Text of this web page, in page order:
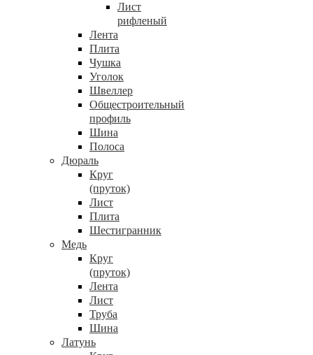
Лист
рифленый
Лента
Плита
Чушка
Уголок
Швеллер
Общестроительный
профиль
Шина
Полоса
Дюраль
Круг
(пруток)
Лист
Плита
Шестигранник
Медь
Круг
(пруток)
Лента
Лист
Труба
Шина
Латунь